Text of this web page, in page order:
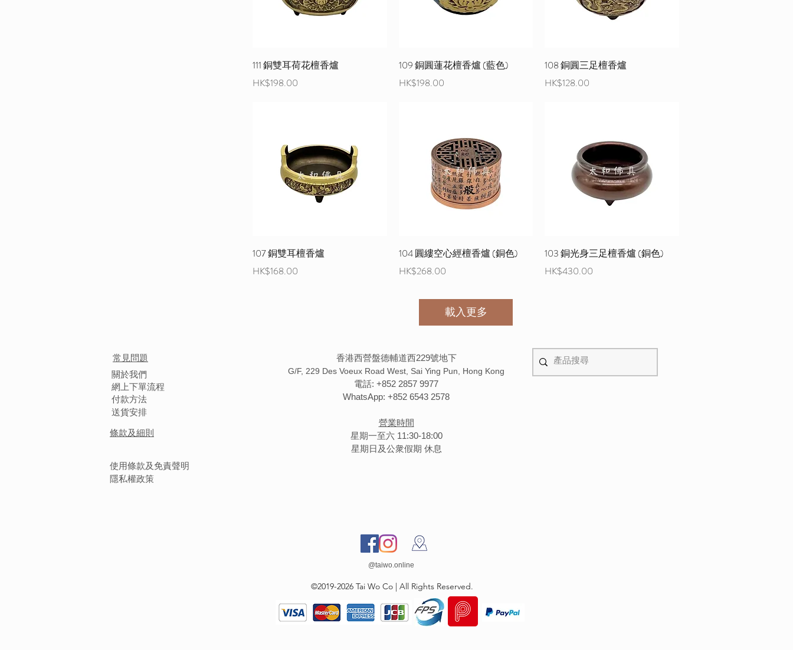
111 銅雙耳荷花檀香爐
價格
HK$198.00
109 銅圓蓮花檀香爐 (藍色)
價格
HK$198.00
108 銅圓三足檀香爐
價格
HK$128.00
107 銅雙耳檀香爐
價格
HK$168.00
104 圓縷空心經檀香爐 (銅色)
價格
HK$268.00
103 銅光身三足檀香爐 (銅色)
價格
HK$430.00
載入更多
常見問題
​關於我們
網上下單流程
付款方法
送貨安排
條款及細則
香港西營盤德輔道西229號地下
G/F, 229 Des Voeux Road West, Sai Ying Pun, Hong Kong
電話: +852 2857 9977
WhatsApp: +852 6543 2578
營業時間
星期一至六 11:30-18:00
星期日及公衆假期 休息
使用條款及免責聲明
隱私權政策
@taiwo.online
©2019-2026 Tai Wo Co | All Rights Reserved.